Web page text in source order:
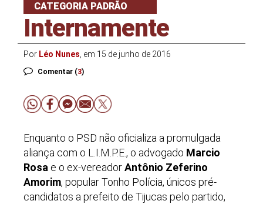
CATEGORIA PADRÃO
Internamente
Por Léo Nunes, em 15 de junho de 2016
Comentar (3)
Enquanto o PSD não oficializa a promulgada
aliança com o L.I.M.P.E., o advogado Marcio
Rosa e o ex-vereadorAntônio Zeferino
Amorim, popular Tonho Polícia, únicos pré-
candidatos a prefeito de Tijucas pelo partido,